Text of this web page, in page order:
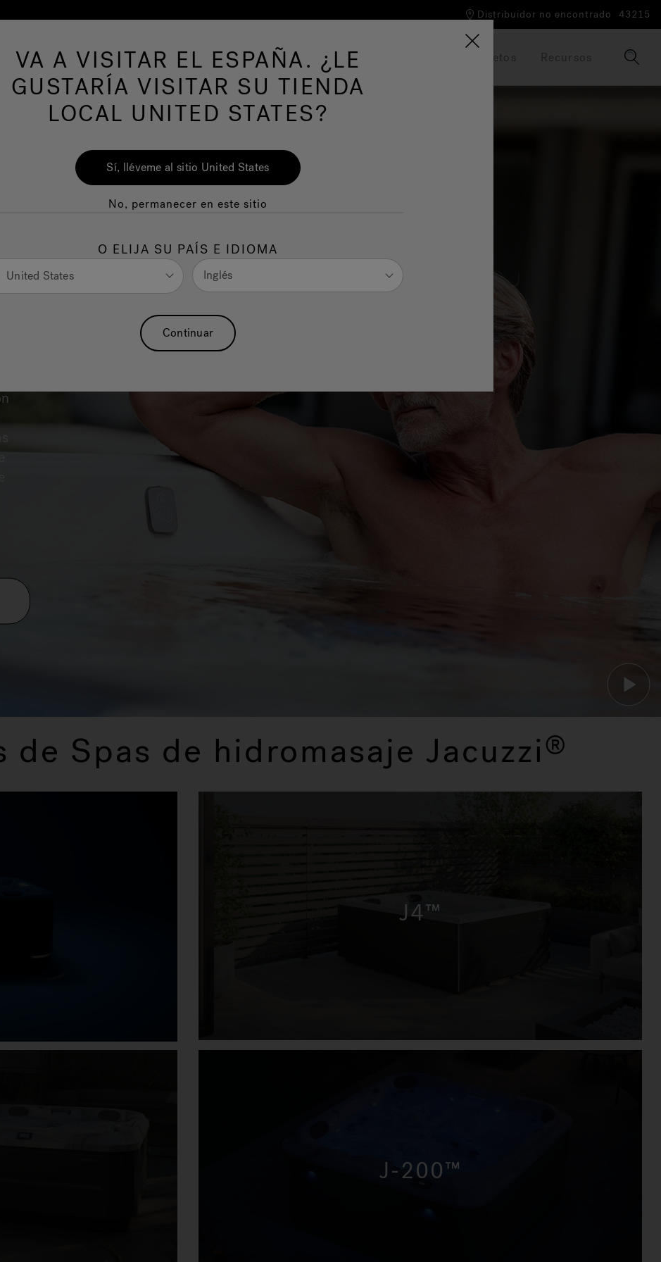
Distribuidor no encontrado 43215
Spas Swim Spas Baño Wellness La Marca Jacuzzi® Folletos Recursos
de Spas de hidromasaje Jacuzzi®
J4™
J-200™
VA A VISITAR EL ESPAÑA. ¿LE
GUSTARÍA VISITAR SU TIENDA
LOCAL UNITED STATES?
Sí, lléveme al sitio United States
No, permanecer en este sitio
O ELIJA SU PAÍS E IDIOMA
United States Inglés
Continuar